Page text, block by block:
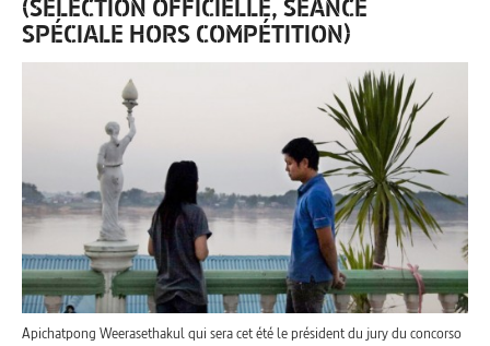
(SÉLECTION OFFICIELLE, SÉANCE
SPÉCIALE HORS COMPÉTITION)
Apichatpong Weerasethakul qui sera cet été le président du jury du concorso